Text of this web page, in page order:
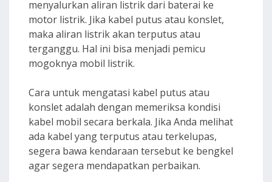
menyalurkan aliran listrik dari baterai ke
motor listrik. Jika kabel putus atau konslet,
maka aliran listrik akan terputus atau
terganggu. Hal ini bisa menjadi pemicu
mogoknya mobil listrik.
Cara untuk mengatasi kabel putus atau
konslet adalah dengan memeriksa kondisi
kabel mobil secara berkala. Jika Anda melihat
ada kabel yang terputus atau terkelupas,
segera bawa kendaraan tersebut ke bengkel
agar segera mendapatkan perbaikan.